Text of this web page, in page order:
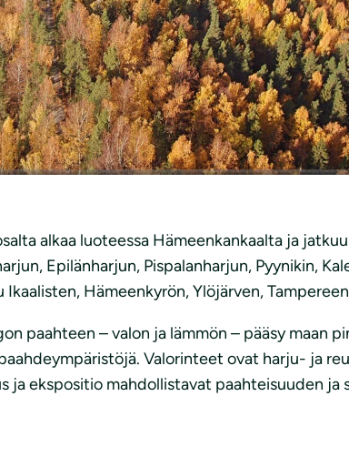
alkaa luoteessa Hämeenkankaalta ja
Epilänharjun, Pispalanharjun, Pyynikin,
Hämeenkyrön, Ylöjärven,
paahteen – valon ja lämmön – pääsy maan
Valorinteet ovat harju- ja
ja ekspositio mahdollistavat paahteisuuden